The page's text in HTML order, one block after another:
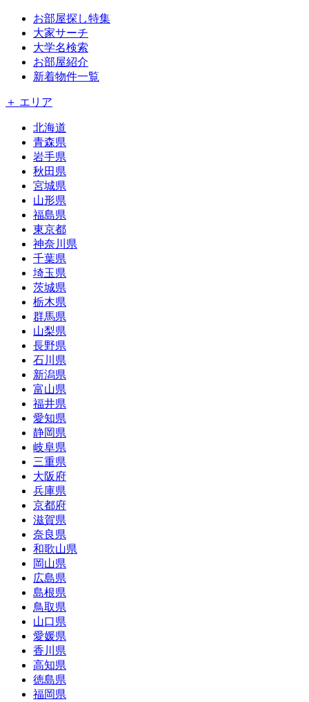
お部屋探し特集
大家サーチ
大学名検索
お部屋紹介
新着物件一覧
＋ エリア
北海道
青森県
岩手県
秋田県
宮城県
山形県
福島県
東京都
神奈川県
千葉県
埼玉県
茨城県
栃木県
群馬県
山梨県
長野県
石川県
新潟県
富山県
福井県
愛知県
静岡県
岐阜県
三重県
大阪府
兵庫県
京都府
滋賀県
奈良県
和歌山県
岡山県
広島県
島根県
鳥取県
山口県
愛媛県
香川県
高知県
徳島県
福岡県